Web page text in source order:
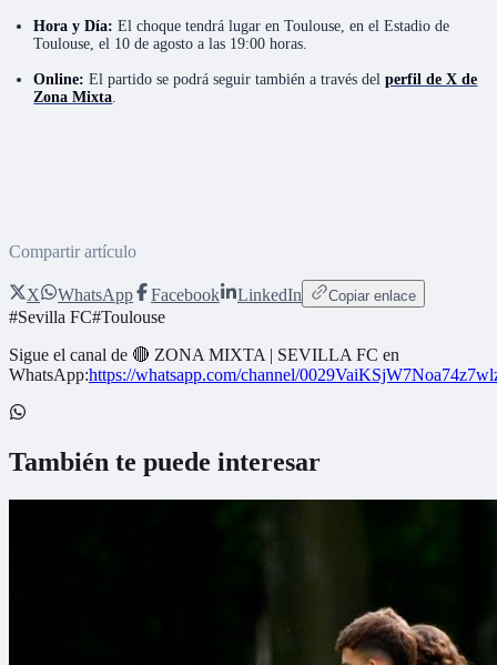
Hora y Día: El choque tendrá lugar en Toulouse, en el Estadio de
Toulouse, el 10 de agosto a las 19:00 horas.
Online: El partido se podrá seguir también a través delperfil de X de
Zona Mixta
Compartir artículo
X WhatsApp Facebook LinkedIn Copiar enlace
#Sevilla FC#Toulouse
Sigue el canal de 🔴 ZONA MIXTA | SEVILLA FC en
WhatsApp:https://whatsapp.com/channel/
También te puede interesar